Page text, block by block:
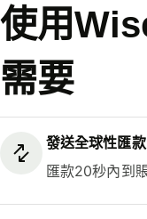
使用
需要
發送全球性匯款
匯款20秒內到